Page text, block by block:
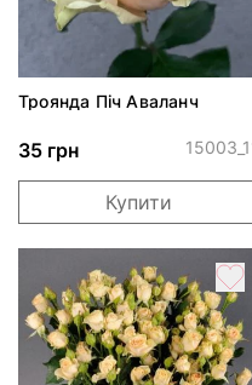
Троянда Піч Аваланч
35 грн
Купити